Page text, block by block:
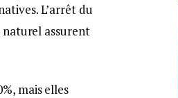
L’arrêt du
naturel assurent
mais elles